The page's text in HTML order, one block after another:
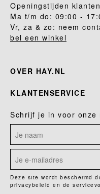
Openingstijden
Ma t/m do: 09:00 -
Vr, za & zo: neem
bel een winkel
OVER HAY.NL
KLANTENSERVICE
Schrijf je in voor onze
Deze site wordt beschermd
privacybeleid en de